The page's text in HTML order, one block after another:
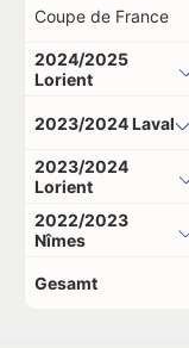
Coupe de France
2024/2025
Lorient
2023/2024 Laval
2023/2024
Lorient
2022/2023
Nîmes
Gesamt